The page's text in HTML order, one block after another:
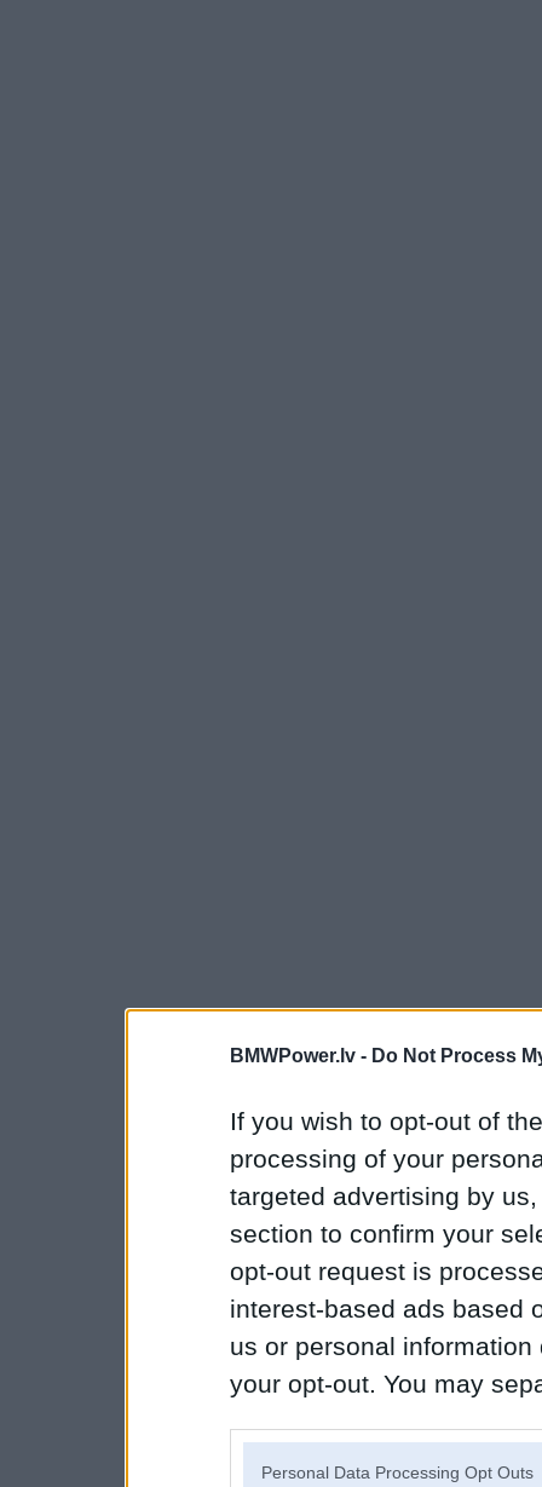
BMWPower.lv - Do Not Process
If you wish to opt-out of
processing of your
targeted advertising by
section to confirm your
opt-out request is
interest-based ads based
us or personal
your opt-out. You may
Personal Data Processing Opt Outs